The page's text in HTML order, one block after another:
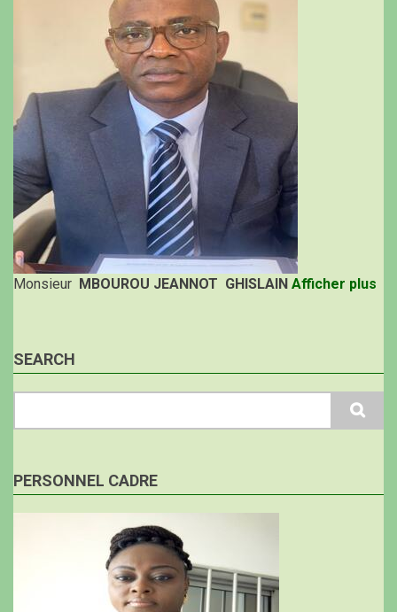
Monsieur MBOUROU JEANNOT GHISLAIN Afficher plus
SEARCH
PERSONNEL CADRE